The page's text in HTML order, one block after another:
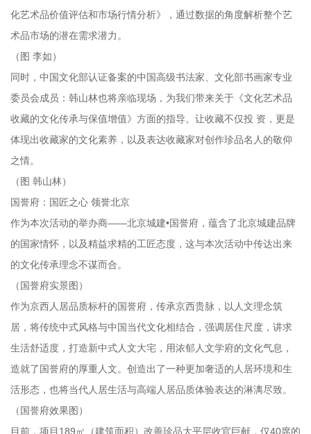
化艺术品价值评估和市场行情分析》，通过数据的角度解析整个艺
术品市场的潜在需求潜力。
（图 李如）
同时，中国文化部认证备案的中国高级书法家、文化部书画家专业
委员会成员：韩山林也将亲临现场，为我们带来关于《文化艺术品
收藏的文化传承与保值增值》方面的指导。让收藏不仅投 资，更是
体现出收藏家的文化素养，以及表达收藏家对创作珍品名人的敬仰
之情。
（图 韩山林）
国誉府：国匠之心 领誉北京
作为本次活动的举办商——北京城建•国誉府，蕴含了北京城建品牌
的国家情怀，以及精益求精的工匠态度，这与本次活动中传达出来
的文化传承理念不谋而合。
（国誉府实景图）
作为京西人居品质标杆的国誉府，传承京西贵脉，以人文理念筑
居，将传统中式风格与中国当代文化相结合，强调居住尺度，讲求
生活舒适度，打造新中式人文大宅，用浓郁人文学府的文化气息，
造就了国誉府的厚重人文。创造出了一种更加奢适的人居环境和生
活形态，也将当代人居生活与高端人居品质体验表达的淋漓尽致。
（国誉府效果图）
目前，项目189㎡（建筑面积）改善珍品大平层收官巨献，仅40席的